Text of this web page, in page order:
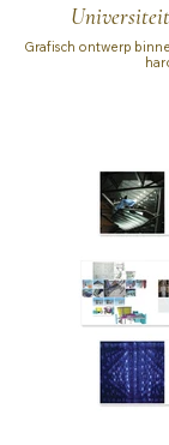
Grafisch ontwerp